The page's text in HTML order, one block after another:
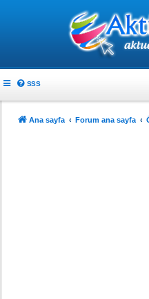
SSS
Ana sayfa Forum ana sayfa